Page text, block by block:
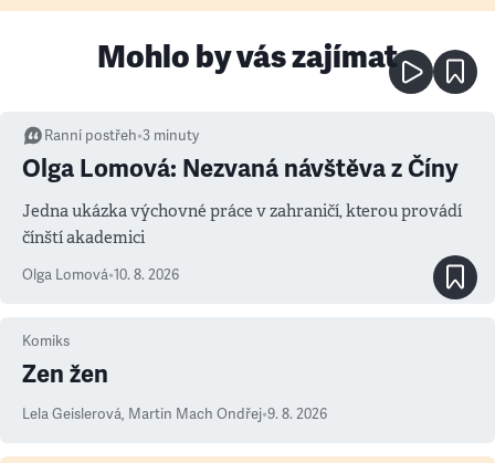
Mohlo by vás zajímat
Ranní postřeh•3 minuty
Olga Lomová: Nezvaná návštěva z Číny
Jedna ukázka výchovné práce v zahraničí, kterou provádí
čínští akademici
Olga Lomová•10. 8. 2026
Komiks
Zen žen
Lela Geislerová, Martin Mach Ondřej•9. 8. 2026